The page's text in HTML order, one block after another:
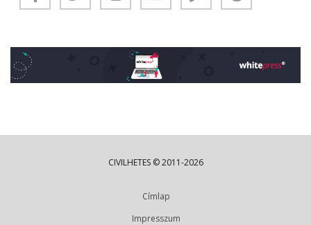
CIVILHETES © 2011-2026
Címlap
Impresszum